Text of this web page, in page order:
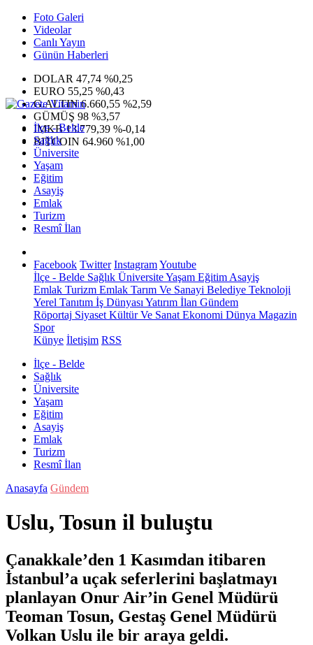
Foto Galeri
Videolar
Canlı Yayın
Günün Haberleri
DOLAR 47,74 %0,25
EURO 55,25 %0,43
G.ALTIN6.660,55 %2,59
GÜMÜŞ 98 %3,57
IMKB13.779,39 %-0,14
BITCOIN 64.960 %1,00
İlçe - Belde
Sağlık
Üniversite
Yaşam
Eğitim
Asayiş
Emlak
Turizm
Resmî İlan
Facebook Twitter InstagramYoutube
İlçe - Belde Sağlık ÜniversiteYaşam Eğitim Asayiş
Emlak Turizm Emlak Tarım Ve Sanayi Belediye Teknoloji
Yerel Tanıtım İş Dünyası Yatırım İlan Gündem
Röportaj Siyaset Kültür Ve Sanat Ekonomi Dünya Magazin
Spor
Künye İletişim RSS
İlçe - Belde
Sağlık
Üniversite
Yaşam
Eğitim
Asayiş
Emlak
Turizm
Resmî İlan
Anasayfa Gündem
Uslu, Tosun il buluştu
Çanakkale’den 1 Kasımdan itibaren
İstanbul’a uçak seferlerini başlatmayı
planlayan Onur Air’in Genel Müdürü
Teoman Tosun, Gestaş Genel Müdürü
Volkan Uslu ile bir araya geldi.